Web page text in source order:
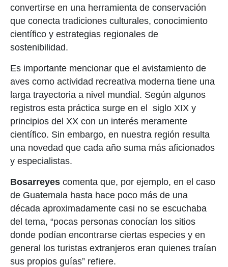
convertirse en una herramienta de conservación
que conecta tradiciones culturales, conocimiento
científico y estrategias regionales de
sostenibilidad.
Es importante mencionar que el avistamiento de
aves como actividad recreativa moderna tiene una
larga trayectoria a nivel mundial. Según algunos
registros esta práctica surge en el siglo XIX y
principios del XX con un interés meramente
científico. Sin embargo, en nuestra región resulta
una novedad que cada año suma más aficionados
y especialistas.
Bosarreyes comenta que, por ejemplo, en el caso
de Guatemala hasta hace poco más de una
década aproximadamente casi no se escuchaba
del tema, “pocas personas conocían los sitios
donde podían encontrarse ciertas especies y en
general los turistas extranjeros eran quienes traían
sus propios guías” refiere.